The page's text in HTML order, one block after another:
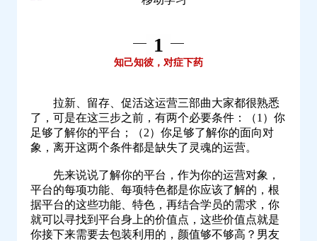
1
知己知彼，对症下药
拉新、留存、促活这运营三部曲大家都很熟悉
了，可是在这三步之前，有两个必要条件：（1）你
足够了解你的平台；（2）你足够了解你的面向对
象，离开这两个条件都是缺失了灵魂的运营。
先来说说了解你的平台，作为你的运营对象，
平台的每项功能、每项特色都是你应该了解的，根
据平台的这些功能、特色，再结合学员的需求，你
就可以寻找到平台身上的价值点，这些价值点就是
你接下来需要去包装利用的，颜值够不够高？男友